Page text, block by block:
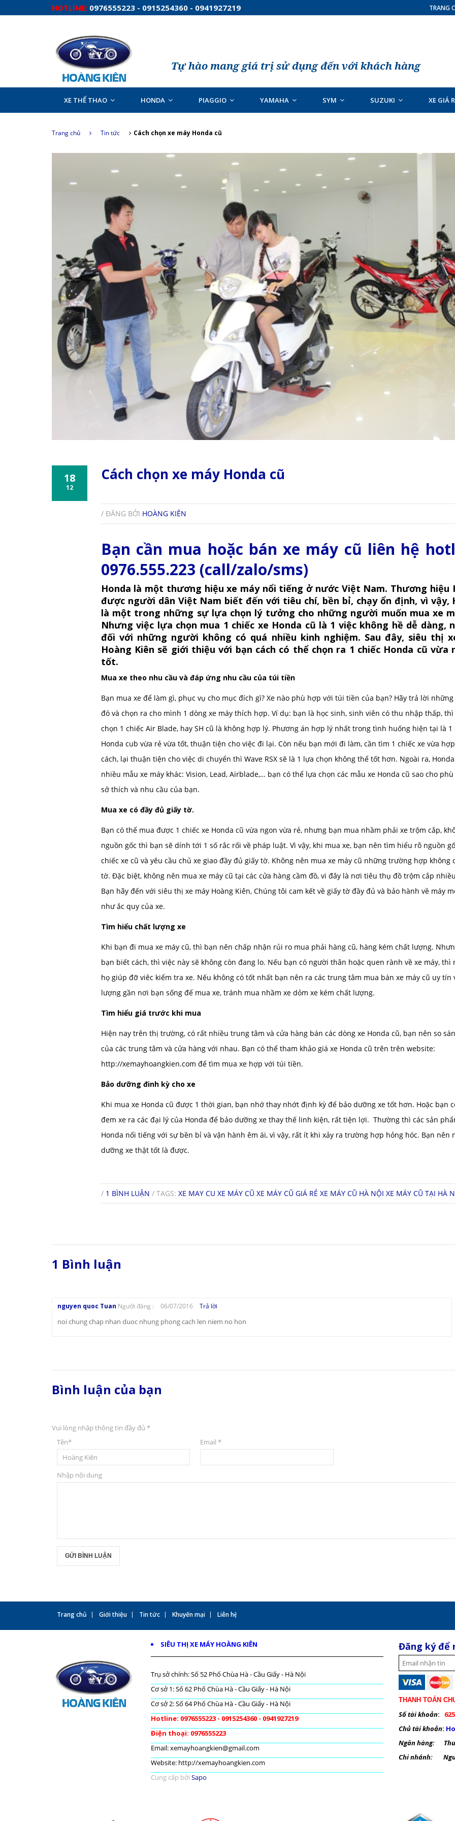
HOTLINE: 0976555223 - 0915254360 - 0941927219 TRANG
Tự hào mang giá trị sử dụng đến với khách hàng
XE THỂ THAO HONDA PIAGGIO YAMAHA SYM SUZUKI XE GIÁ
Trang chủ Tin tức Cách chọn xe máy Honda cũ
18
12
Cách chọn xe máy Honda cũ
/ ĐĂNG BỞI HOÀNG KIÊN
Bạn cần mua hoặc bán xe máy cũ liên hệ
0976.555.223 (call/zalo/sms)
Honda là một thương hiệu xe máy nổi tiếng ở nước Việt Nam. Thương hiệu
được người dân Việt Nam biết đến với tiêu chí, bền bỉ, chạy ổn định, vì vậy,
là một trong những sự lựa chọn lý tưởng cho những người muốn mua xe
Nhưng việc lựa chọn mua 1 chiếc xe Honda cũ là 1 việc không hề dễ dàng,
đối với những người không có quá nhiều kinh nghiệm. Sau đây, siêu thị
Hoàng Kiên sẽ giới thiệu với bạn cách có thể chọn ra 1 chiếc Honda cũ vừa
tốt.
Mua xe theo nhu cầu và đáp ứng nhu cầu của túi tiền
Bạn mua xe để làm gì, phục vụ cho mục đích gì? Xe nào phù hợp với túi tiền của bạn? Hãy trả lời
đó và chọn ra cho mình 1 dòng xe máy thích hợp. Ví dụ: bạn là học sinh, sinh viên có thu nhập thấp,
chọn 1 chiếc Air Blade, hay SH cũ là không hợp lý. Phương án hợp lý nhất trong tình huống hiện tại là 1
Honda cub vừa rẻ vừa tốt, thuận tiện cho việc đi lại. Còn nếu bạn mới đi làm, cần tìm 1 chiếc xe vừa
cách, lại thuận tiện cho việc di chuyển thì Wave RSX sẽ là 1 lựa chọn không thể tốt hơn. Ngoài ra,
nhiều mẫu xe máy khác: Vision, Lead, Airblade,… bạn có thể lựa chọn các mẫu xe Honda cũ sao cho
sở thích và nhu cầu của bạn.
Mua xe có đầy đủ giấy tờ.
Bạn có thể mua được 1 chiếc xe Honda cũ vừa ngon vừa rẻ, nhưng bạn mua nhầm phải xe trộm cắp,
nguồn gốc thì bạn sẽ dính tới 1 số rắc rối về pháp luật. Vì vậy, khi mua xe, bạn nên tìm hiểu rõ nguồn
chiếc xe cũ và yêu cầu chủ xe giao đầy đủ giấy tờ. Không nên mua xe máy cũ những trường hợp không
tờ. Đặc biệt, không nên mua xe máy cũ tại các cửa hàng cầm đồ, vi đây là nơi tiêu thụ đồ trộm cắp
Bạn hãy đến với siêu thị xe máy Hoàng Kiên, Chúng tôi cam kết về giấy tờ đầy đủ và bảo hành về máy
như ắc quy của xe.
Tìm hiểu chất lượng xe
Khi bạn đi mua xe máy cũ, thì bạn nên chấp nhận rủi ro mua phải hàng cũ, hàng kém chất lượng.
bạn biết cách, thì việc này sẽ không còn đang lo. Nếu bạn có người thân hoặc quen rành về xe máy, thì
họ giúp đỡ viêc kiểm tra xe. Nếu không có tốt nhất bạn nên ra các trung tâm mua bán xe máy cũ uy tín
lượng gần nơi bạn sống để mua xe, tránh mua nhầm xe dỏm xe kém chất lượng.
Tìm hiểu giá trước khi mua
Hiện nay trên thị trường, có rất nhiều trung tâm và cửa hàng bán các dòng xe Honda cũ, bạn nên so
của các trung tâm và cửa hàng với nhau. Bạn có thể tham khảo giá xe Honda cũ trên trên website:
http://xemayhoangkien.com để tìm mua xe hợp với túi tiền.
Bảo dưỡng đinh kỳ cho xe
Khi mua xe Honda cũ được 1 thời gian, bạn nhớ thay nhớt định kỳ để bảo dưỡng xe tốt hơn. Hoặc bạn
đem xe ra các đại lý của Honda để bảo dưỡng xe thay thế linh kiện, rất tiện lợi. Thường thì các sản
Honda nổi tiếng với sự bền bỉ và vận hành êm ái, vì vậy, rất ít khi xảy ra trường hợp hỏng hóc. Bạn nên
dưỡng xe thật tốt là được.
/ 1 BÌNH LUẬN / TAGS: XE MAY CU XE MÁY CŨ XE MÁY CŨ GIÁ RẺ XE MÁY CŨ HÀ NỘI XE MÁY CŨ TẠI HÀ
1 Bình luận
nguyen quoc Tuan Người đăng : 06/07/2016 Trả lời
noi chung chap nhan duoc nhung phong cach len niem no hon
Bình luận của bạn
Vui lòng nhập thông tin đầy đủ *
Tên* Email*
Nhập nội dung
GỬI BÌNH LUẬN
Trang chủ Giới thiệu Tin tức Khuyến mại Liên hệ
SIÊU THỊ XE MÁY HOÀNG KIÊN
Trụ sở chính: Số 52 Phố Chùa Hà - Cầu Giấy - Hà Nội
Cơ sở 1: Số 62 Phố Chùa Hà - Cầu Giấy - Hà Nội
Cơ sở 2: Số 64 Phố Chùa Hà - Cầu Giấy - Hà Nội
Hotline: 0976555223 - 0915254360 - 0941927219
Điện thoại: 0976555223
Email: xemayhoangkien@gmail.com
Website: http://xemayhoangkien.com
Cung cấp bởi Sapo
Đăng ký để
THANH TOÁN
Số tài khoản:
Chủ tài khoản:
Ngân hàng:
Chi nhánh: